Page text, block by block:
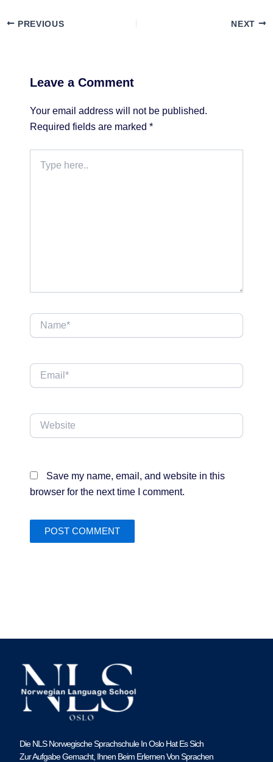
PREVIOUS NEXT
Leave a Comment
Your email address will not be published.
Required fields are marked *
here..
Name*
Email*
Website
Save my name, email, and website in this
browser for the next time I comment.
Die NLS Norwegische Sprachschule In Oslo Hat Es Sich
Zur Aufgabe Gemacht, Ihnen Beim Erlernen Von Sprachen